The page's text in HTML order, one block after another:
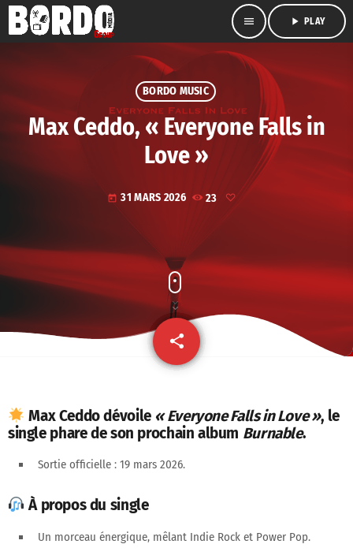
menu play_arrow PLAY
BORDO MUSIC
Max Ceddo, « Everyone Falls in
Love »
today 31 MARS 2026 23
share
email
Max Ceddodévoile « Everyone Falls in Love », le
single pharede son prochain album Burnable.
Sortie officielle : 19 mars 2026.
À propos du single
Un morceau énergique, mêlant Indie Rock et Power Pop.